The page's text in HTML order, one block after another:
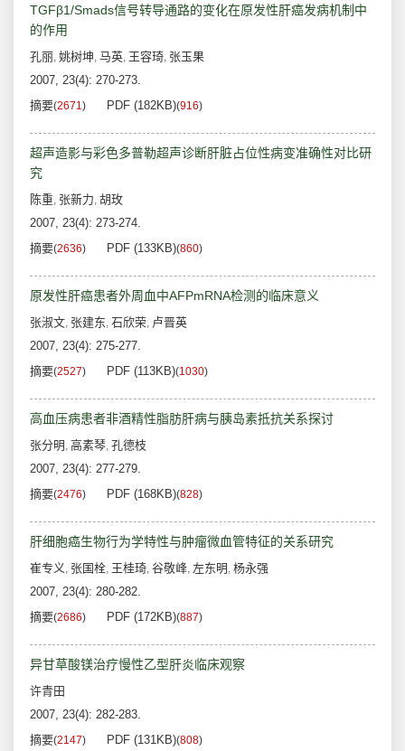
TGFβ1/Smads信号转导通路的变化在原发性肝癌发病机制中
的作用
孔丽, 姚树坤, 马英, 王容琦, 张玉果
2007, 23(4): 270-273.
摘要(2671) PDF (182KB)(916)
超声造影与彩色多普勒超声诊断肝脏占位性病变准确性对比研
究
陈重, 张新力, 胡玫
2007, 23(4): 273-274.
摘要(2636) PDF (133KB)(860)
原发性肝癌患者外周血中AFPmRNA检测的临床意义
张淑文, 张建东, 石欣荣, 卢晋英
2007, 23(4): 275-277.
摘要(2527) PDF (113KB)(1030)
高血压病患者非酒精性脂肪肝病与胰岛素抵抗关系探讨
张分明 , 高素琴, 孔德枝
2007, 23(4): 277-279.
摘要(2476) PDF (168KB)(828)
肝细胞癌生物行为学特性与肿瘤微血管特征的关系研究
崔专义, 张国栓, 王桂琦, 谷敬峰, 左东明 , 杨永强
2007, 23(4): 280-282.
摘要(2686) PDF (172KB)(887)
异甘草酸镁治疗慢性乙型肝炎临床观察
许青田
2007, 23(4): 282-283.
摘要(2147) PDF (131KB)(808)